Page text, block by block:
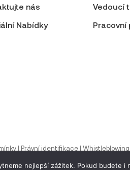
nás
Nabídky
Vedoucí
Pracovní
| Právní identifikace| Whistleblowing
nejlepší zážitek. Pokud budete